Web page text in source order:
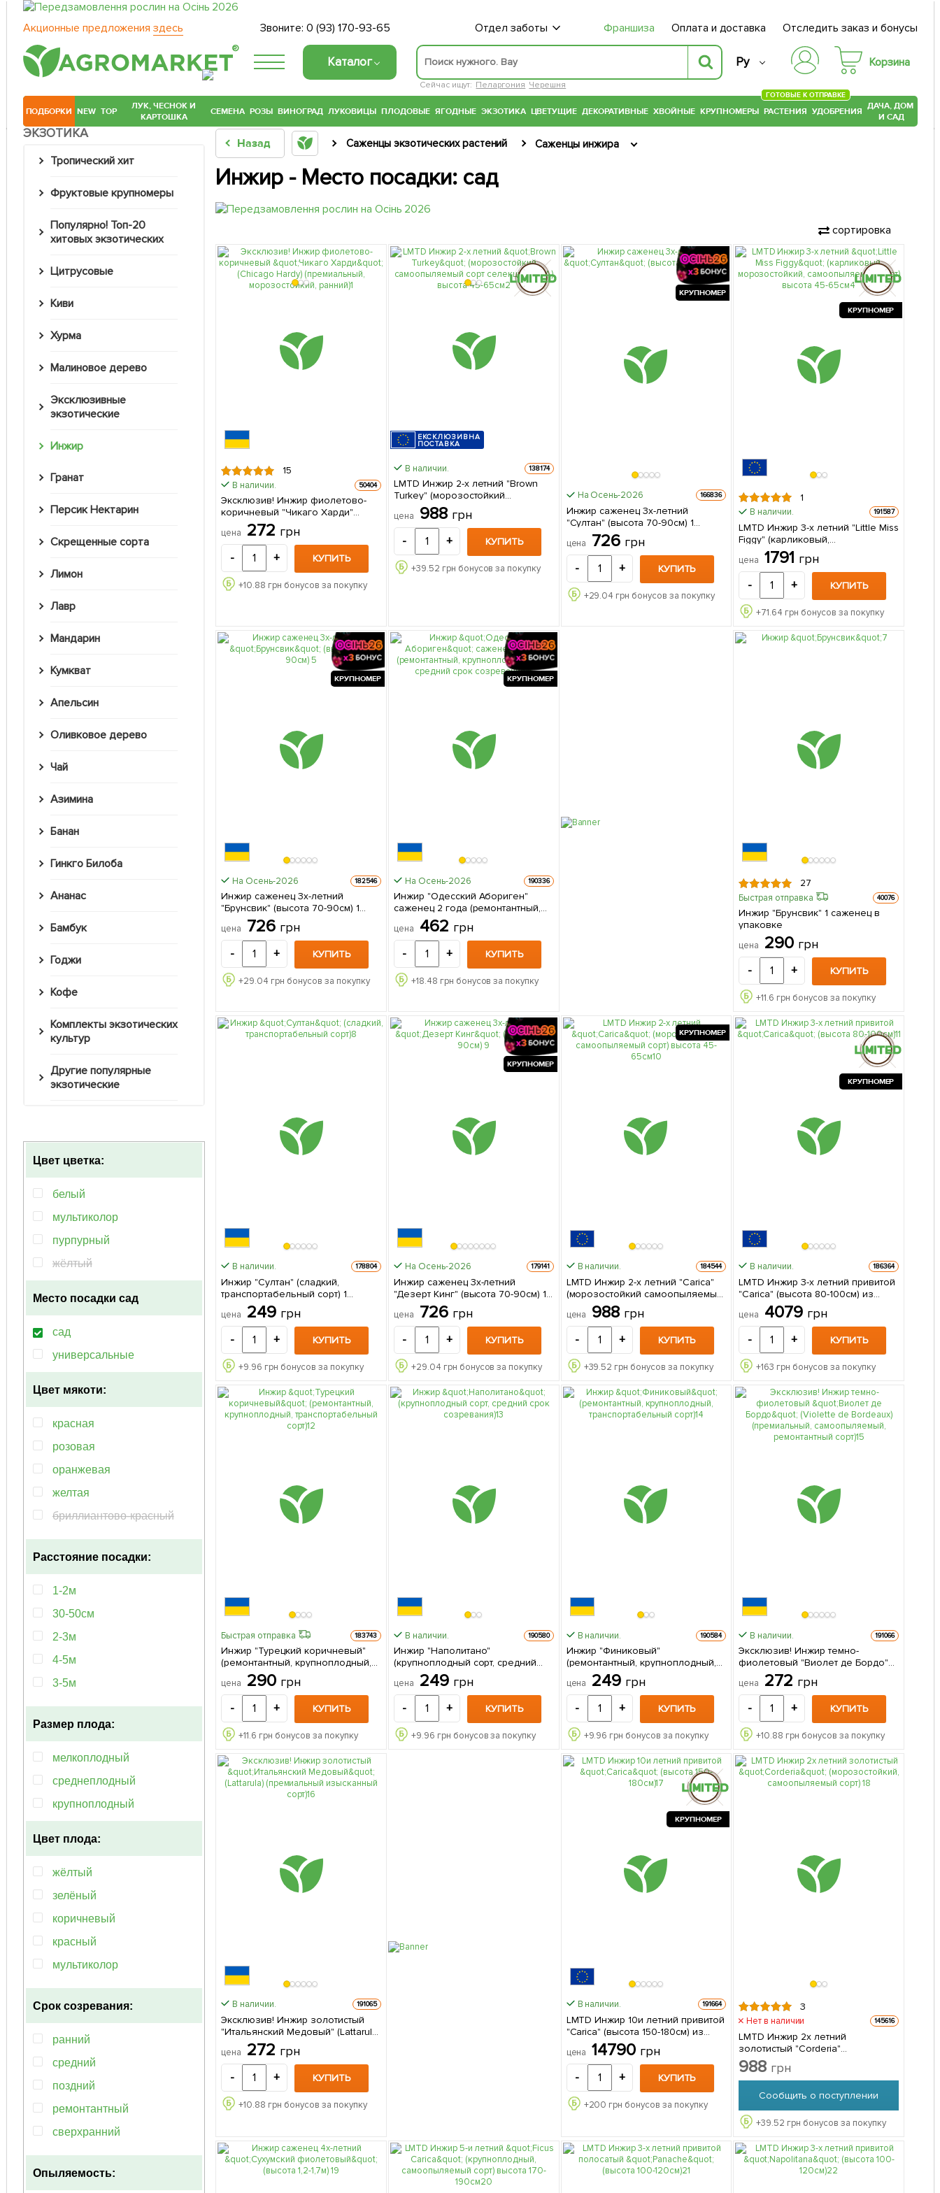
Акционные предложения здесь Звоните:0 (93) 170-93-65 Отдел заботы Франшиза Оплата и доставка Отследить заказ и бонусы
®
Каталог
Сейчас ищут: Пеларгония Черешня
Ру Корзина
ПОДБОРКИ NEW TOP
ЛУК, ЧЕСНОК И
КАРТОШКА
СЕМЕНА РОЗЫ ВИНОГРАД ЛУКОВИЦЫ ПЛОДОВЫЕ ЯГОДНЫЕ ЭКЗОТИКА ЦВЕТУЩИЕ ДЕКОРАТИВНЫЕ ХВОЙНЫЕ КРУПНОМЕРЫ РАСТЕНИЯ
ГОТОВЫЕ К ОТПРАВКЕ
УДОБРЕНИЯ ДАЧА, ДОМ
И САД
ЭКЗОТИКА
Тропический хит
Фруктовые крупномеры
Популярно! Топ-20
хитовых экзотических
Цитрусовые
Киви
Хурма
Малиновое дерево
Эксклюзивные
экзотические
Инжир
Гранат
Персик Нектарин
Скрещенные сорта
Лимон
Лавр
Мандарин
Кумкват
Апельсин
Оливковое дерево
Чай
Азимина
Банан
Гинкго Билоба
Ананас
Бамбук
Годжи
Кофе
Комплекты экзотических
культур
Другие популярные
экзотические
Цвет цветка:
белый
мультиколор
пурпурный
жёлтый
Место посадки сад
сад
универсальные
Цвет мякоти:
красная
розовая
оранжевая
желтая
бриллиантово-красный
оранжево-розовый
Расстояние посадки:
1-2м
30-50см
2-3м
4-5м
3-5м
1-3м
60-100см
Размер плода:
мелкоплодный
среднеплодный
крупноплодный
Цвет плода:
жёлтый
зелёный
коричневый
красный
мультиколор
оранжевый
синий
фиолетовый
чёрный
Срок созревания:
ранний
средний
поздний
ремонтантный
сверхранний
среднепоздний
Опыляемость:
Назад Саженцы экзотических растений Саженцы инжира
Инжир - Место посадки: сад
сортировка
15
В наличии. 50404
Эксклюзив! Инжир фиолетово-
коричневый "Чикаго Харди"
(Chicago Hardy) (премиальный,
морозостойкий, ранний) 1
саженец в упаковке
цена 272 грн
- + КУПИТЬ
+10.88 грн бонусов за покупку
ЕКСКЛЮЗИВНА
ПОСТАВКА
В наличии. 138174
LMTD Инжир 2-х летний "Brown
Turkey" (морозостойкий
самоопыляемый сорт селекции
США) высота 45-65см из
Нидерландов 1 саженец в
упаковке
цена 988 грн
- + КУПИТЬ
+39.52 грн бонусов за покупку
КРУПНОМЕР
На Осень-2026 166836
Инжир саженец 3х-летний
"Султан" (высота 70-90см) 1
саженец в упаковке
цена 726 грн
- + КУПИТЬ
+29.04 грн бонусов за покупку
КРУПНОМЕР
1
В наличии. 191587
LMTD Инжир 3-х летний "Little Miss
Figgy" (карликовый,
морозостойкий, самоопыляемый
сорт) высота 45-65см из
Нидерландов 1 саженец в
упаковке
цена 1791 грн
- + КУПИТЬ
+71.64 грн бонусов за покупку
КРУПНОМЕР
На Осень-2026 182546
Инжир саженец 3х-летний
"Брунсвик" (высота 70-90см) 1
саженец в упаковке
цена 726 грн
- + КУПИТЬ
+29.04 грн бонусов за покупку
КРУПНОМЕР
На Осень-2026 190336
Инжир "Одесский Абориген"
саженец 2 года (ремонтантный,
крупноплодный сорт, средний
срок созревания) 1 саженец в
упаковке
цена 462 грн
- + КУПИТЬ
+18.48 грн бонусов за покупку
27
Быстрая отправка 40076
Инжир "Брунсвик" 1 саженец в
упаковке
цена 290 грн
- + КУПИТЬ
+11.6 грн бонусов за покупку
В наличии. 178804
Инжир "Султан" (сладкий,
транспортабельный сорт) 1
саженец в упаковке
цена 249 грн
- + КУПИТЬ
+9.96 грн бонусов за покупку
КРУПНОМЕР
На Осень-2026 179141
Инжир саженец 3х-летний
"Дезерт Кинг" (высота 70-90см) 1
саженец в упаковке
цена 726 грн
- + КУПИТЬ
+29.04 грн бонусов за покупку
КРУПНОМЕР
В наличии. 184544
LMTD Инжир 2-х летний "Carica"
(морозостойкий самоопыляемый
упаковке Нидерланды
цена 988 грн
- + КУПИТЬ
+39.52 грн бонусов за покупку
КРУПНОМЕР
В наличии. 186364
LMTD Инжир 3-х летний привитой
"Carica" (высота 80-100см) из
Нидерландов 1 саженец в
упаковке
цена 4079 грн
- + КУПИТЬ
+163 грн бонусов за покупку
Быстрая отправка 183743
Инжир "Турецкий коричневый"
(ремонтантный, крупноплодный,
транспортабельный сорт) 1
саженец в упаковке
цена 290 грн
- + КУПИТЬ
+11.6 грн бонусов за покупку
В наличии. 190580
Инжир "Наполитано"
(крупноплодный сорт, средний
срок созревания) 1 саженец в
упаковке
цена 249 грн
- + КУПИТЬ
+9.96 грн бонусов за покупку
В наличии. 190584
Инжир "Финиковый"
(ремонтантный, крупноплодный,
транспортабельный сорт) 1
саженец в упаковке
цена 249 грн
- + КУПИТЬ
+9.96 грн бонусов за покупку
В наличии. 191066
Эксклюзив! Инжир темно-
фиолетовый "Виолет де Бордо"
(Violette de Bordeaux)
(премиальный, самоопыляемый,
ремонтантный сорт) 1 саженец в
упаковке
цена 272 грн
- + КУПИТЬ
+10.88 грн бонусов за покупку
В наличии. 191065
Эксклюзив! Инжир золотистый
"Итальянский Медовый" (Lattarula)
(премиальный изысканный сорт) 1
саженец в упаковке
цена 272 грн
- + КУПИТЬ
+10.88 грн бонусов за покупку
КРУПНОМЕР
В наличии. 191664
LMTD Инжир 10и летний привитой
"Carica" (высота 150-180см) из
Нидерландов 1 саженец в
упаковке
цена 14790 грн
- + КУПИТЬ
+200 грн бонусов за покупку
3
Нет в наличии 145616
LMTD Инжир 2х летний
золотистый "Corderia"
(морозостойкий, самоопыляемый
сорт) из Нидерландов 1 саженец
в упаковке
988 грн
Сообщить о поступлении
+39.52 грн бонусов за покупку